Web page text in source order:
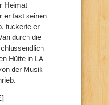
Heimat
er fast seinen
tuckerte er
durch die
Hütte in LA
der Musik